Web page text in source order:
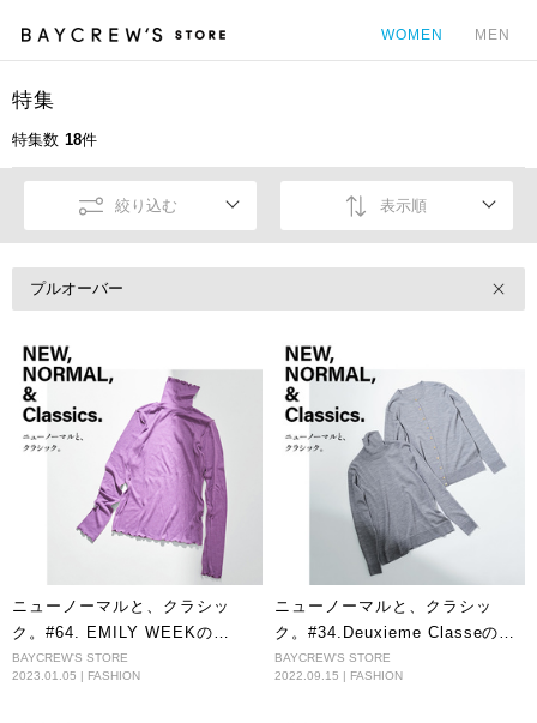
WOMEN MEN
特集
特集数 18件
絞り込む 表示順
プルオーバー
ニューノーマルと、クラシッ
ク。#64. EMILY WEEKの
Super120s Wool
Turtleneck/Pullover
BAYCREW'S STORE
2023.01.05 | FASHION
ニューノーマルと、クラシッ
ク。#34.Deuxieme Classeの
FF30シリーズ
BAYCREW'S STORE
2022.09.15 | FASHION